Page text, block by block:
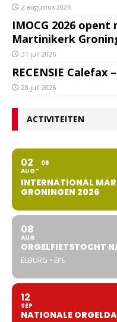
2 augustus 2026
IMOCG 2026 opent
Martinikerk
31 juli 2026
RECENSIE Calefax
28 juli 2026
ACTIVITEITEN
02
AUG
08
INTERNATIONAL
GRONINGEN 2026
08
AUG
ORGELFIETSTOCHT
ELBURG • EPE
12
SEP
NATIONALE